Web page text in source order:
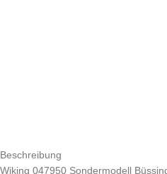
Beschreibung
Wiking 047950 Sondermodell